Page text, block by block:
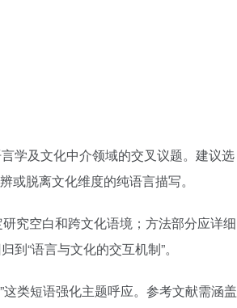
学及文化中介领域的交叉议题。建议选
或脱离文化维度的纯语言描写。
究空白和跨文化语境；方法部分应详细
“语言与文化的交互机制”。
类短语强化主题呼应。参考文献需涵盖